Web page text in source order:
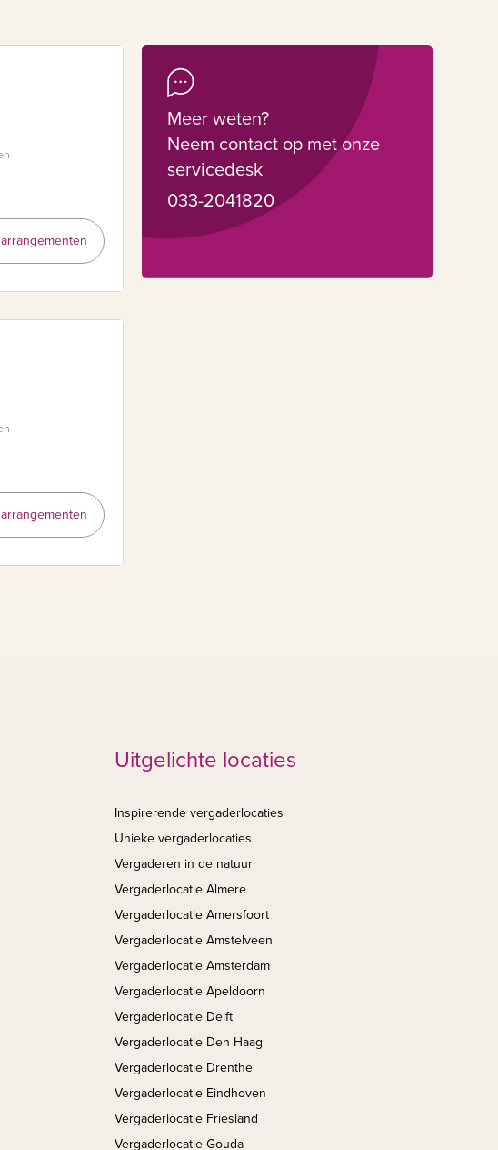
Meer weten?
Neem contact op met onze
servicedesk
033-2041820
Uitgelichte locaties
Inspirerende vergaderlocaties
Unieke vergaderlocaties
Vergaderen in de natuur
Vergaderlocatie Almere
Vergaderlocatie Amersfoort
Vergaderlocatie Amstelveen
Vergaderlocatie Amsterdam
Vergaderlocatie Apeldoorn
Vergaderlocatie Delft
Vergaderlocatie Den Haag
Vergaderlocatie Drenthe
Vergaderlocatie Eindhoven
Vergaderlocatie Friesland
Vergaderlocatie Gouda